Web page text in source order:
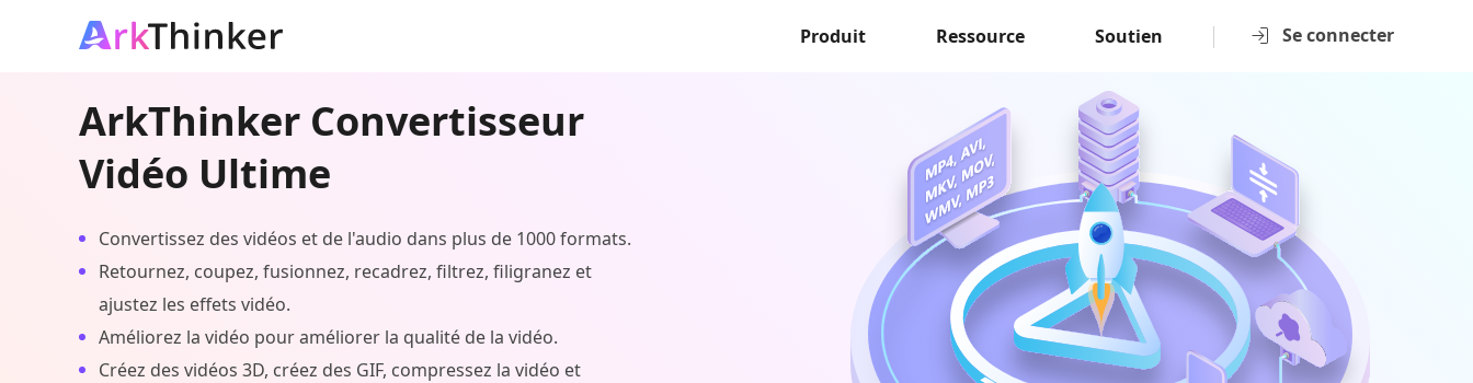
Se connecter
Produit Ressource Soutien
ArkThinker Convertisseur
Vidéo Ultime
Convertissez des vidéos et de l'audio dans plus de 1000 formats.
Retournez, coupez, fusionnez, recadrez, filtrez, filigranez et
ajustez les effets vidéo.
Améliorez la vidéo pour améliorer la qualité de la vidéo.
Créez des vidéos 3D, créez des GIF, compressez la vidéo et